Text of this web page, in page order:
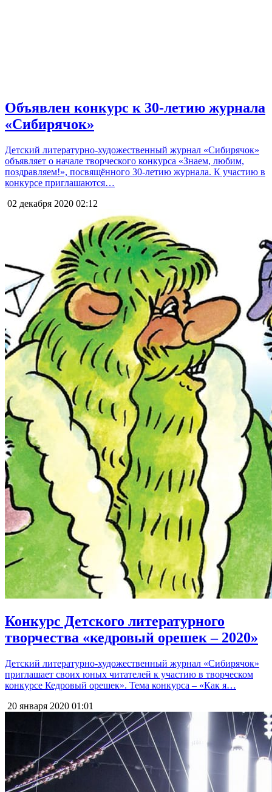
Объявлен конкурс к 30-летию журнала
«Сибирячок»
Детский литературно-художественный журнал «Сибирячок»
объявляет о начале творческого конкурса «Знаем, любим,
поздравляем!», посвящённого 30-летию журнала. К участию в
конкурсе приглашаются…
02 декабря 2020 02:12
Конкурс Детского литературного
творчества «кедровый орешек – 2020»
Детский литературно-художественный журнал «Сибирячок»
приглашает своих юных читателей к участию в творческом
конкурсе Кедровый орешек». Тема конкурса – «Как я…
20 января 2020 01:01